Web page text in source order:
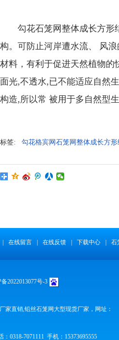
勾花石笼网整体成长方形结
构。可防止河岸遭水流、 风
材料，有利于促进天然植物的
面光,不透水,已不能适应自然
构造,所以常 被用于多自然型
标签: 勾花格宾网石笼网整体成长方形
在线留言 在线反馈 下载中心 石
2022013077号-3
家直销,铅丝石笼网大型现货厂家，网址：
0318-7071111 手机：15373695555